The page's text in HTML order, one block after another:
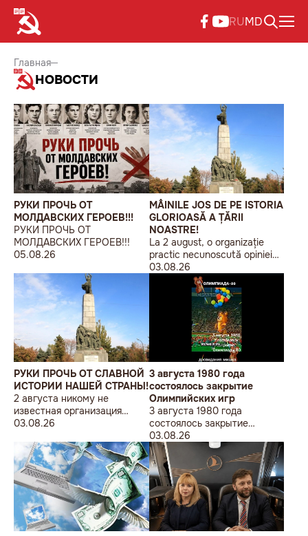
RUMD
Главная
НОВОСТИ
РУКИ ПРОЧЬ ОТ
МОЛДАВСКИХ ГЕРОЕВ!!!
РУКИ ПРОЧЬ ОТ
МОЛДАВСКИХ ГЕРОЕВ!!!
05.08.26
MÂINILE JOS DE PE ISTORIA
GLORIOASĂ A ȚĂRII
NOASTRE!
La 2 august, o organizație
practic necunoscută opiniei
publice, autointitulată „Liga
Studenților Basarabeni”, a
organizat la Chișinău o
acțiune de protest modestă,
sub sloganul „În Uniunea
Europeană fără monumente
sovietice”.
03.08.26
РУКИ ПРОЧЬ ОТ СЛАВНОЙ
ИСТОРИИ НАШЕЙ СТРАНЫ!
2 августа никому не
известная организация
«Лига бессарабских
Кишиневе малочисленную
акцию «В Европейский Союз
без советских памятников».
03.08.26
3 августа 1980 года
состоялось закрытие
Олимпийских игр
3 августа 1980 года
состоялось закрытие
Олимпийских игр
03.08.26